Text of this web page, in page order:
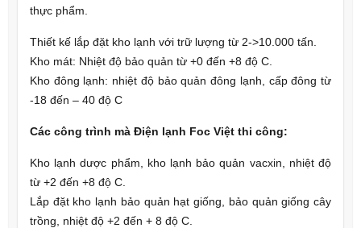
thực phẩm.
Thiết kế lắp đặt kho lạnh với trữ lượng từ 2->10.000 tấn.
Kho mát: Nhiệt độ bảo quản từ +0 đến +8 độ C.
Kho đông lạnh: nhiệt độ bảo quản đông lạnh, cấp đông từ
-18 đến – 40 độ C
Các công trình mà Điện lạnh Foc Việt thi công:
Kho lạnh dược phẩm, kho lạnh bảo quản vacxin, nhiệt độ
từ +2 đến +8 độ C.
Lắp đặt kho lạnh bảo quản hạt giống, bảo quản giống cây
trồng, nhiệt độ +2 đến + 8 độ C.